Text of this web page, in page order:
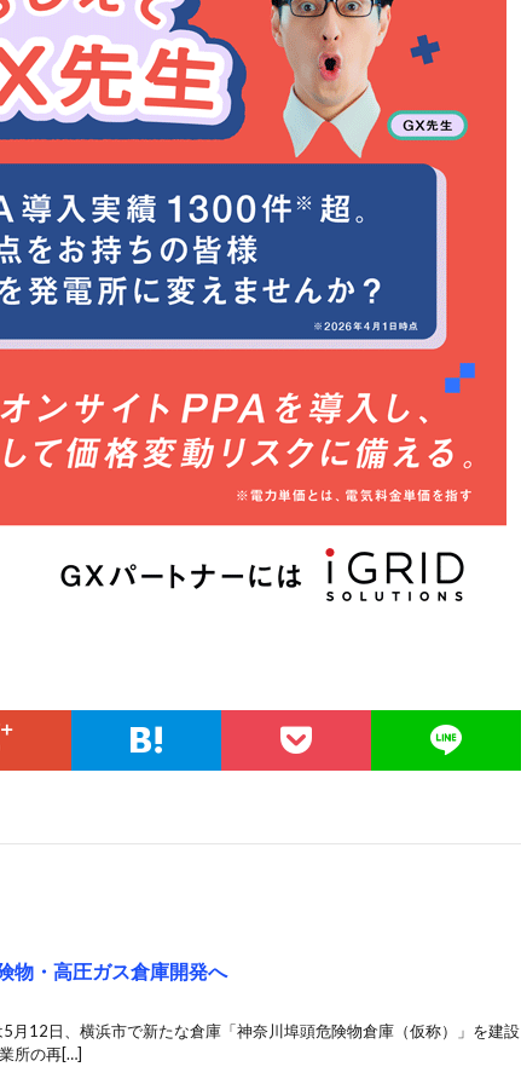
物・高圧ガス倉庫開発へ
月12日、横浜市で新たな倉庫「神奈川埠頭危険物倉庫（仮称）」を建設
所の再[…]